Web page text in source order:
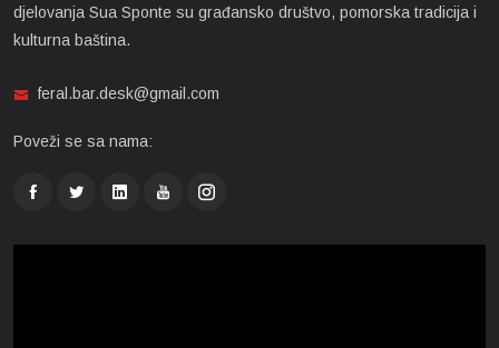
djelovanja Sua Sponte su građansko društvo, pomorska tradicija i
kulturna baština.
feral.bar.desk@gmail.com
Poveži se sa nama: